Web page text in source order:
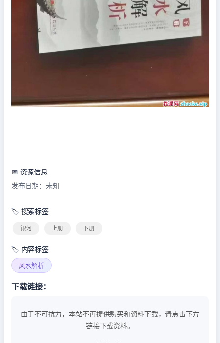
📅 资源信息
发布日期：未知
🏷️ 搜索标签
银河 上册 下册
🏷️ 内容标签
风水解析
下载链接：
由于不可抗力，本站不再提供购买和资料下载，请点击下方
链接下载资料。